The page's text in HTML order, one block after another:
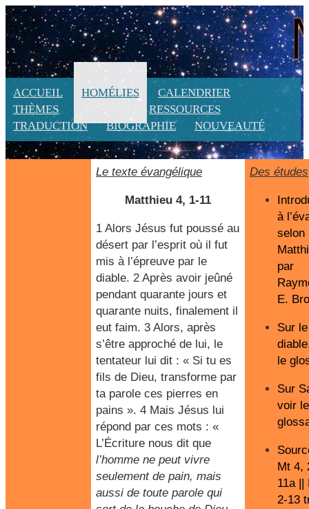
ACCUEIL HOMÉLIES
CALENDRIER
THÈMES
RESSOURCES
TRADUCTION
BIOGRAPHIE NOUVEAUTÉ
Le texte évangélique
Matthieu 4, 1-11
1 Alors Jésus fut poussé au
désert par l’esprit où il fut
mis à l’épreuve par le
diable. 2 Après avoir jeûné
pendant quarante jours et
quarante nuits, finalement il
eut faim. 3 Alors, après
s’être approché de lui, le
tentateur lui dit : « Si tu es
fils de Dieu, transforme par
ta parole ces pierres en
pains ». 4 Mais Jésus lui
répond par ces mots : «
L’Écriture nous dit que
l’homme ne peut vivre
seulement de pain, mais
aussi de toute parole qui
Des études
à
selon
par
E.
Sur le
le
Sur
voir le
Mt 4,
11a ||
2-13